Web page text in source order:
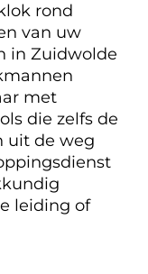
rond
van uw
in Zuidwolde
met
die zelfs de
uit de weg
leiding of